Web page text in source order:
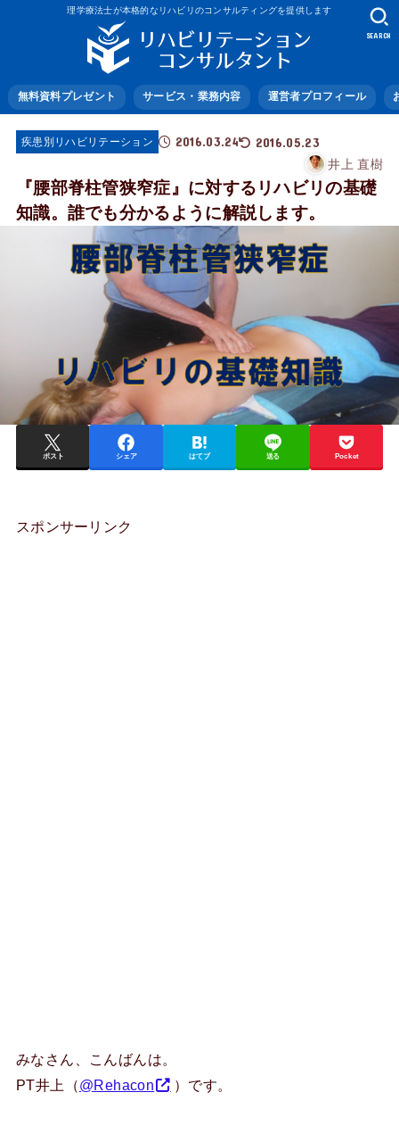
理学療法士が本格的なリハビリのコンサルティングを提供します
無料資料プレゼント サービス・業務内容 運営者プロフィール
SEARCH
疾患別リハビリテーション 2016.03.24 2016.05.23
井上 直樹
『腰部脊柱管狭窄症』に対するリハビリの基礎
知識。誰でも分かるように解説します。
ポスト シェア はてブ 送る Pocket
スポンサーリンク
みなさん、こんばんは。
PT井上（@Rehacon ）です。